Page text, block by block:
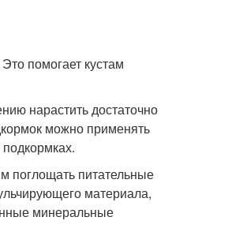
помогает кустам
нарастить достаточно
можно применять
поглощать питательные
материала,
минеральные